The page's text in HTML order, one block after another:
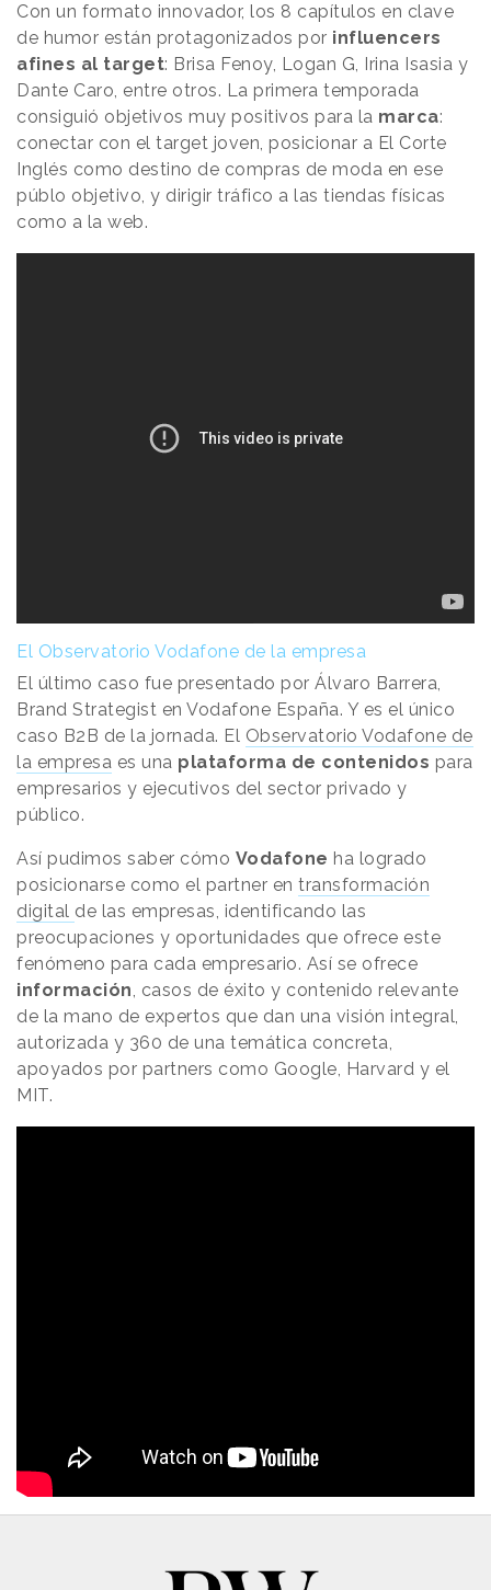
Con un formato innovador, los 8 capítulos en clave
de humor están protagonizados por influencers
afines al target: Brisa Fenoy, Logan G, Irina Isasia y
Dante Caro, entre otros. La primera temporada
consiguió objetivos muy positivos para la marca:
conectar con el target joven, posicionar a El Corte
Inglés como destino de compras de moda en ese
públo objetivo, y dirigir tráfico a las tiendas físicas
como a la web.
El Observatorio Vodafone de la empresa
El último caso fue presentado por Álvaro Barrera,
Brand Strategist en Vodafone España. Y es el único
caso B2B de la jornada. El Observatorio Vodafone de
la empresa es una plataforma de contenidos para
empresarios y ejecutivos del sector privado y
público.
Así pudimos saber cómo Vodafone ha logrado
posicionarse como el partner en transformación
digital de las empresas, identificando las
preocupaciones y oportunidades que ofrece este
fenómeno para cada empresario. Así se ofrece
información, casos de éxito y contenido relevante
de la mano de expertos que dan una visión integral,
autorizada y 360 de una temática concreta,
apoyados por partners como Google, Harvard y el
MIT.